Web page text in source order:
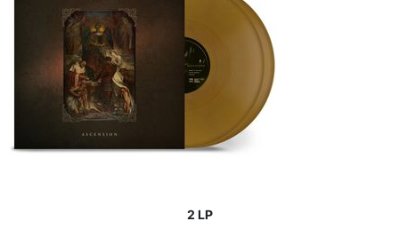
2 LP